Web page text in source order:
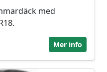
med
Mer info